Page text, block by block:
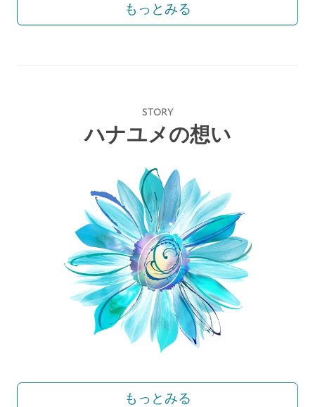
もっとみる
STORY
ハナユメの想い
もっとみる